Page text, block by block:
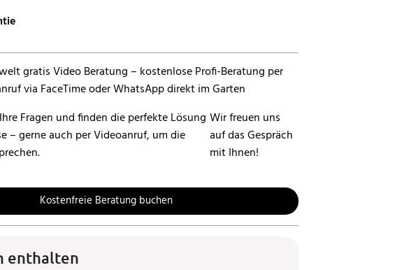
Fragen und finden die perfekte Lösung
– gerne auch per Videoanruf, um die
Wir freuen uns
auf das Gespräch
mit Ihnen!
Kostenfreie Beratung buchen
enthalten